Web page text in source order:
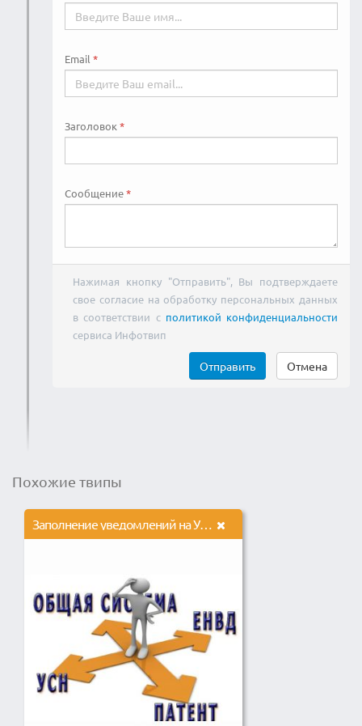
Email
Заголовок
Сообщение
Нажимая кнопку "Отправить", Вы подтверждаете
свое согласие на обработку персональных данных
в соответствии с политикой конфиденциальности
сервиса Инфотвип
Отправить Отмена
Похожие твипы
Заполнение уведомлений на УСН, патент, заявлений на ЕНВД